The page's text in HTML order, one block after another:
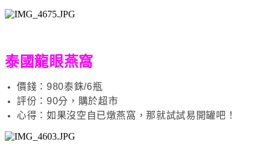
泰國龍眼燕窩
價錢：980泰銖/6瓶
評份：90分，購於超市
心得：如果沒空自已燉燕窩，那就試試易開罐吧！